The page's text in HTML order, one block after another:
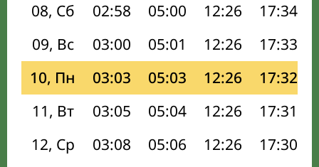
08, Сб
02:58 05:00 12:26 17:34
09, Вс
03:00 05:01 12:26 17:33
10, Пн
03:03 05:03 12:26 17:32
11, Вт
03:05 05:04 12:26 17:31
12, Ср
03:08 05:06 12:26 17:30